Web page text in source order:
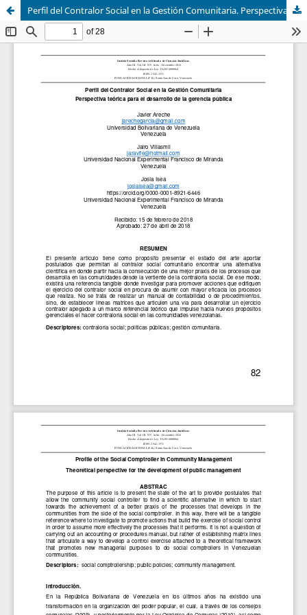
Perfil del Contralor Social en la Gestión Comunitaria. Perspectiva teórica para el desarrollo de la gerencia pública